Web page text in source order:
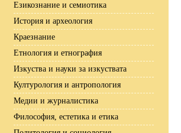
Езикознание и семиотика
История и археология
Краезнание
Етнология и етнография
Изкуства и науки за изкуствата
Културология и антропология
Медии и журналистика
Философия, естетика и етика